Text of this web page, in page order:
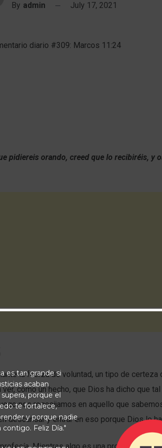
By admin July 17, 2021
pidiereis orando, creed que lo recibiréis, y
la fuerza de voluntad, un tipo de certeza
como un hecho, que Dios ha dicho que
nos regocijamos en aquello que
descansar y entrar en eso porque Dios lo
es tan grande si
acaban
porque el
te fortalece,
y porque nadie
Feliz Día."